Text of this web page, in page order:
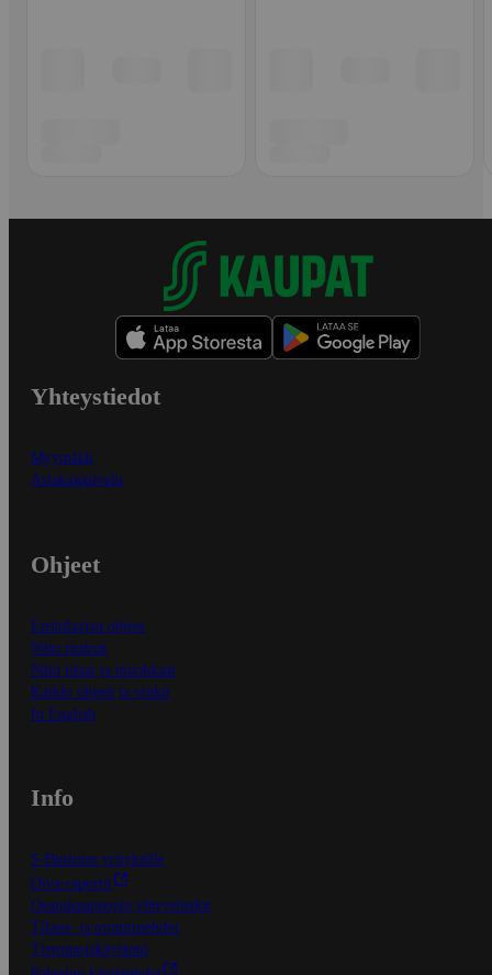
Yhteystiedot
Myymälät
Asiakaspalvelu
Ohjeet
Ensitilaajan ohjeet
Näin maksat
Näin tilaat ja muokkaat
Kaikki ohjeet ja vinkit
In English
Info
S-Business yrityksille
Oiva-raportit
Osuuskauppojen yhteystiedot
Tilaus- ja toimitusehdot
Tietosuojakäytäntö